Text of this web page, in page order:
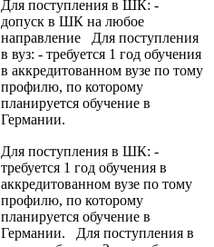
Для поступления в ШК: -
допуск в ШК на любое
направление Для поступления
в вуз: - требуется 1 год обучения
в аккредитованном вузе по тому
профилю, по которому
планируется обучение в
Германии.
Для поступления в ШК: -
требуется 1 год обучения в
аккредитованном вузе по тому
профилю, по которому
планируется обучение в
Германии. Для поступления в